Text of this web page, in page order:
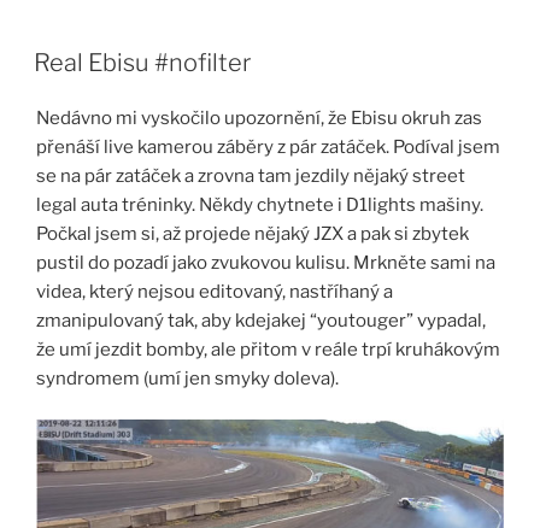
contentReal Ebisu #nofilter
Nedávno mi vyskočilo upozornění, že Ebisu okruh zas
přenáší live kamerou záběry z pár zatáček. Podíval jsem
se na pár zatáček a zrovna tam jezdily nějaký street
legal auta tréninky. Někdy chytnete i D1lights mašiny.
Počkal jsem si, až projede nějaký JZX a pak si zbytek
pustil do pozadí jako zvukovou kulisu. Mrkněte sami na
videa, který nejsou editovaný, nastříhaný a
zmanipulovaný tak, aby kdejakej “youtouger” vypadal,
že umí jezdit bomby, ale přitom v reále trpí kruhákovým
syndromem (umí jen smyky doleva).